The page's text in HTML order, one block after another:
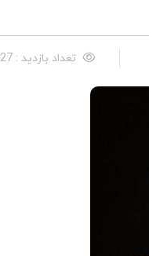
تعداد بازدید : 927 نفر